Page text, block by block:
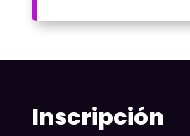
Inscripción